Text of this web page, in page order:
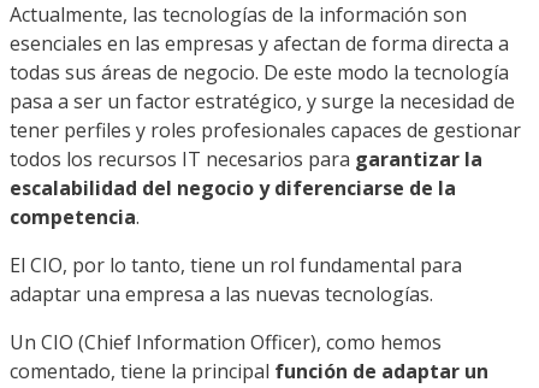
Actualmente, las tecnologías de la información son
esenciales en las empresas y afectan de forma directa a
todas sus áreas de negocio. De este modo la tecnología
pasa a ser un factor estratégico, y surge la necesidad de
tener perfiles y roles profesionales capaces de gestionar
todos los recursos IT necesarios para garantizar la
escalabilidad del negocio y diferenciarse de la
competencia.
El CIO, por lo tanto, tiene un rol fundamental para
adaptar una empresa a las nuevas tecnologías.
Un CIO (Chief Information Officer), como hemos
comentado, tiene la principal función de adaptar un